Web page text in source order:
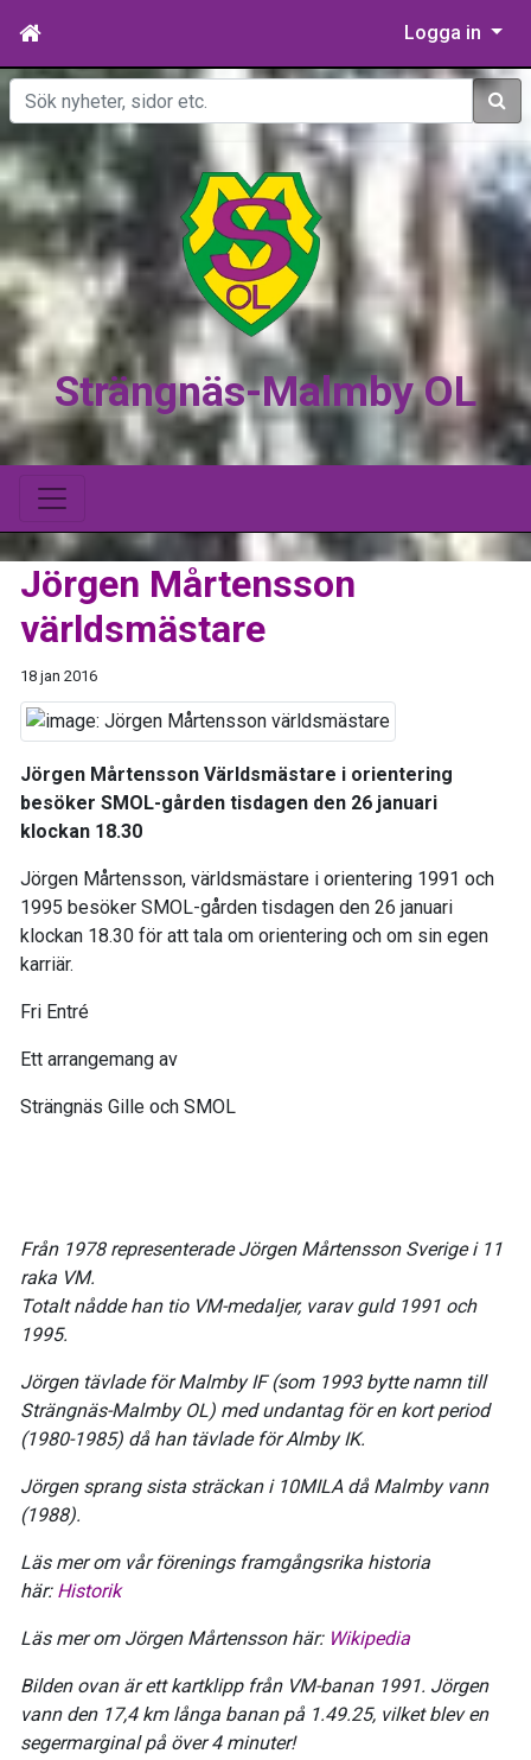
Logga in
Sök
Strängnäs-Malmby OL
Jörgen Mårtensson
världsmästare
18 jan 2016
Jörgen Mårtensson Världsmästare i orientering
besöker SMOL-gården tisdagen den 26 januari
klockan 18.30
Jörgen Mårtensson, världsmästare i orientering 1991 och
1995 besöker SMOL-gården tisdagen den 26 januari
klockan 18.30 för att tala om orientering och om sin egen
karriär.
Fri Entré
Ett arrangemang av
Strängnäs Gille och SMOL
Från 1978 representerade Jörgen Mårtensson Sverige i 11
raka VM.
Totalt nådde han tio VM-medaljer, varav guld 1991 och
1995.
Jörgen tävlade för Malmby IF (som 1993 bytte namn till
Strängnäs-Malmby OL) med undantag för en kort period
(1980-1985) då han tävlade för Almby IK.
Jörgen sprang sista sträckan i 10MILA då Malmby vann
(1988).
Läs mer om vår förenings framgångsrika historia
här: Historik
Läs mer om Jörgen Mårtensson här: Wikipedia
Bilden ovan är ett kartklipp från VM-banan 1991. Jörgen
vann den 17,4 km långa banan på 1.49.25, vilket blev en
segermarginal på över 4 minuter!